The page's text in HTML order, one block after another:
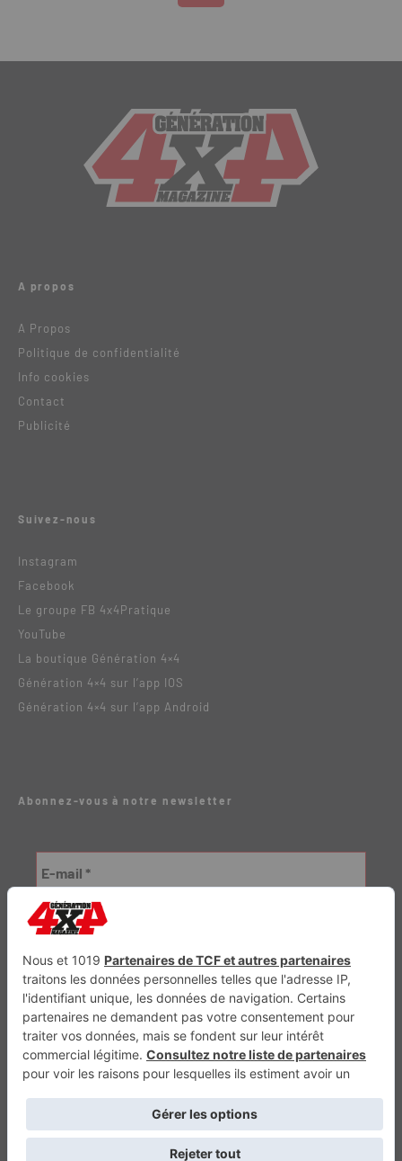
A propos
A Propos
Politique de confidentialité
Info cookies
Contact
Publicité
Suivez-nous
Instagram
Facebook
Le groupe FB 4x4Pratique
YouTube
La boutique Génération 4×4
Génération 4×4 sur l’app IOS
Génération 4×4 sur l’app Android
Abonnez-vous à notre newsletter
Génération Electrique Génération Sans Permis VTTAE.fr FullAttack